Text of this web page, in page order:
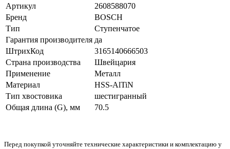
Артикул
2608588070
Бренд
BOSCH
Тип
Ступенчатое
Гарантия производителя да
ШтрихКод
3165140666503
Страна производства
Швейцария
Применение
Металл
Материал
HSS-AlTiN
Тип хвостовика
шестигранный
Общая длина (G), мм
70.5
Перед покупкой уточняйте технические характеристики и комплектацию у